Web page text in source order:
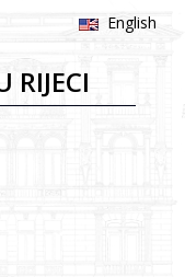
English
RIJECI